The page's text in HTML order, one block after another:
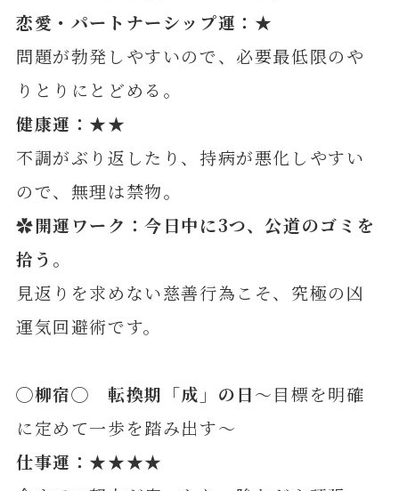
恋愛・パートナーシップ運：★
問題が勃発しやすいので、必要最低限のや
りとりにとどめる。
健康運：★★
不調がぶり返したり、持病が悪化しやすい
ので、無理は禁物。
✿開運ワーク：今日中に3つ、公道のゴミを
拾う。
見返りを求めない慈善行為こそ、究極の凶
運気回避術です。
◯柳宿◯ 転換期「成」の日～目標を明確
に定めて一歩を踏み出す～
仕事運：★★★★